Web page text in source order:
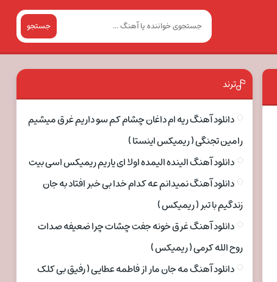
جستجو
ترند
دانلود آهنگ ریه ام داغان چشام کم سو داریم غرق میشیم
رامین تجنگی ( ریمیکس اینستا )
دانلود آهنگ الینده الیمده اولا ای یاریم ریمیکس اسی بیت
دانلود آهنگ نمیدانم عه کدام خدا بی خبر افتاد به جان
زندگیم با تبر ( ریمیکس )
دانلود آهنگ غرق خونه جفت چشات چرا ضعیفه صدات
روح الله کرمی ( ریمیکس )
دانلود آهنگ مه جان مار از فاطمه عطایی ( رفیق بی کلک